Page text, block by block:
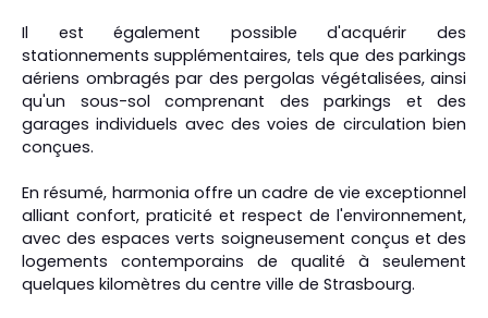
Il est également possible d'acquérir des
stationnements supplémentaires, tels que des parkings
aériens ombragés par des pergolas végétalisées, ainsi
qu'un sous-sol comprenant des parkings et des
garages individuels avec des voies de circulation bien
conçues.
En résumé, harmonia offre un cadre de vie exceptionnel
alliant confort, praticité et respect de l'environnement,
avec des espaces verts soigneusement conçus et des
logements contemporains de qualité à seulement
quelques kilomètres du centre ville de Strasbourg.